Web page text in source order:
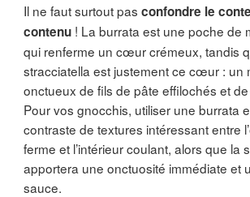
Il ne faut surtout pas confondre le
contenu! La burrata est une poche de
qui renferme un cœur crémeux, tandis
stracciatella est justement ce cœur : un
onctueux de fils de pâte effilochés et
Pour vos gnocchis, utiliser une burrata
contraste de textures intéressant entre
ferme et l’intérieur coulant, alors que la
apportera une onctuosité immédiate et
sauce.